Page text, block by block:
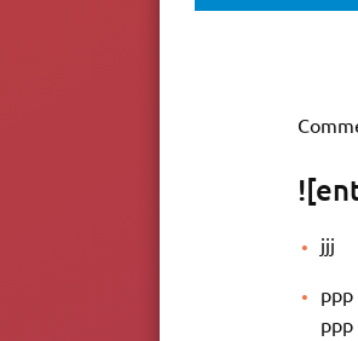
jjj
ppp
ppp